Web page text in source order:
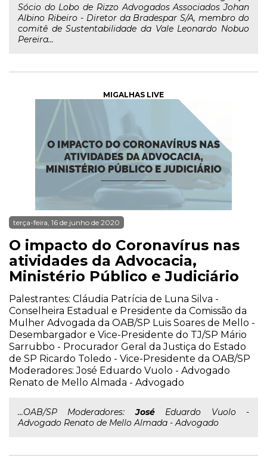
Sócio do Lobo de Rizzo Advogados Associados Johan
Albino Ribeiro - Diretor da Bradespar S/A, membro do
comitê de Sustentabilidade da Vale Leonardo Nobuo
Pereira...
MIGALHAS LIVE
terça-feira, 16 de junho de 2020
O impacto do Coronavírus nas
atividades da Advocacia,
Ministério Público e Judiciário
Palestrantes: Cláudia Patrícia de Luna Silva -
Conselheira Estadual e Presidente da Comissão da
Mulher Advogada da OAB/SP Luis Soares de Mello -
Desembargador e Vice-Presidente do TJ/SP Mário
Sarrubbo - Procurador Geral da Justiça do Estado
de SP Ricardo Toledo - Vice-Presidente da OAB/SP
Moderadores: José Eduardo Vuolo - Advogado
Renato de Mello Almada - Advogado
...OAB/SP Moderadores:JoséEduardo Vuolo -
Advogado Renato de Mello Almada - Advogado